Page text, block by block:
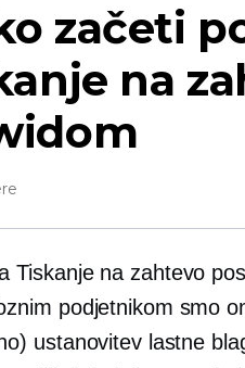
začeti
na
Tiskanje na zahtevo
podjetnikom smo
ustanovitev lastne